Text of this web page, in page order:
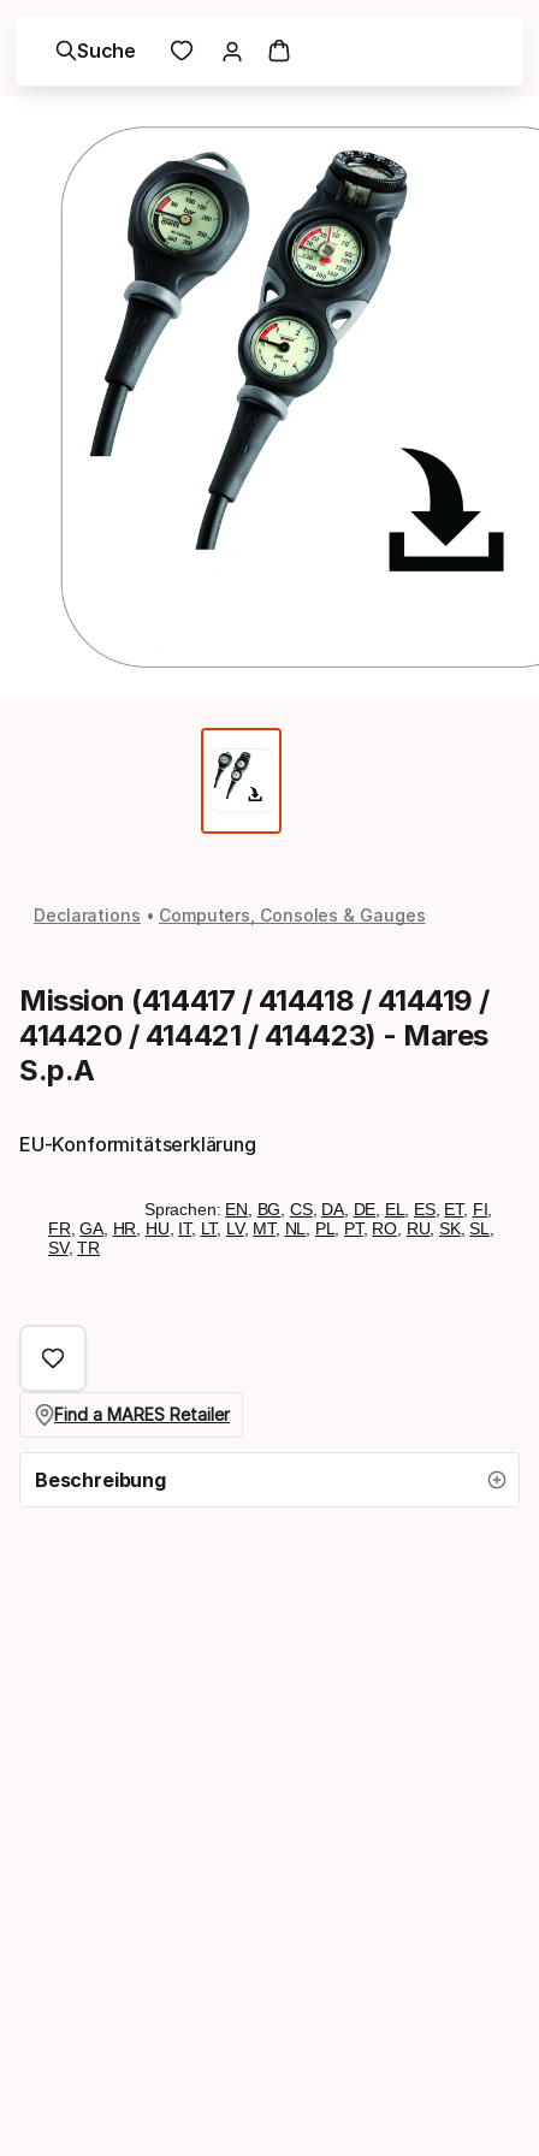
Suche
Declarations Computers, Consoles & Gauges
Mission (414417 / 414418 / 414419 /
414420 / 414421 / 414423) - Mares
S.p.A
EU-Konformitätserklärung
Sprachen: EN BG CS, DA, DE EL ES, ET, FI
FR ,GA, HR HU IT, LT, LV, MT, NL PL PT, RO RU ,SK,SL
SV,TR
Find a MARES Retailer
Beschreibung